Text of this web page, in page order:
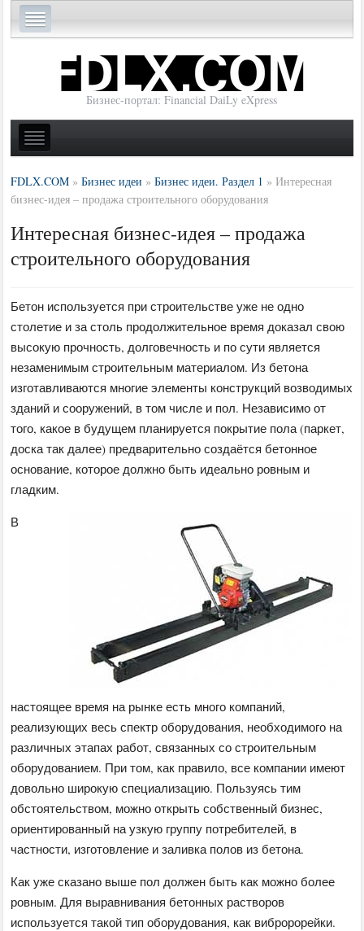
Бизнес-портал: Financial DaiLy eXpress
FDLX.COM »Бизнес идеи »Бизнес идеи. Раздел 1 »Интересная
бизнес-идея – продажа строительного оборудования
Интересная бизнес-идея – продажа
строительного оборудования
Бетон используется при строительстве уже не одно
столетие и за столь продолжительное время доказал свою
высокую прочность, долговечность и по сути является
незаменимым строительным материалом. Из бетона
изготавливаются многие элементы конструкций возводимых
зданий и сооружений, в том числе и пол. Независимо от
того, какое в будущем планируется покрытие пола (паркет,
доска так далее) предварительно создаётся бетонное
основание, которое должно быть идеально ровным и
гладким.
В
настоящее время на рынке есть много компаний,
реализующих весь спектр оборудования, необходимого на
различных этапах работ, связанных со строительным
оборудованием. При том, как правило, все компании имеют
довольно широкую специализацию. Пользуясь тим
обстоятельством, можно открыть собственный бизнес,
ориентированный на узкую группу потребителей, в
частности, изготовление и заливка полов из бетона.
Как уже сказано выше пол должен быть как можно более
ровным. Для выравнивания бетонных растворов
используется такой тип оборудования, как вибророрейки.